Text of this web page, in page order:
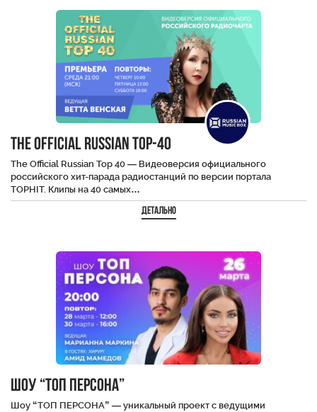
The Official Russian Top-40
The Official Russian Top 40 — Видеоверсия официального
российского хит-парада радиостанций по версии портала
TOPHIT. Клипы на 40 самых…
Детально
Шоу “ТОП ПЕРСОНА”
Шоу “ТОП ПЕРСОНА” — уникальный проект с ведущими